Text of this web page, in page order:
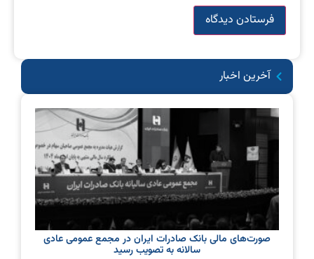
آخرین اخبار
صورت‌های مالی بانک صادرات ایران در مجمع عمومی عادی
سالانه به تصویب رسید